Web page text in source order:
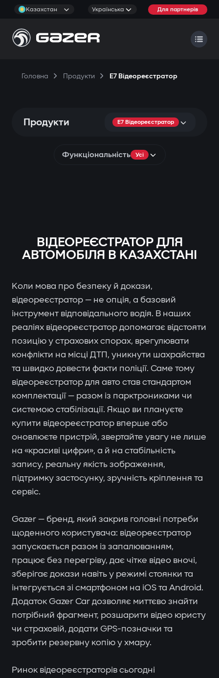
Казахстан Українська Для партнерів
Головна Продукти E7 Відеореєстратор
Продукти E7 Відеореєстратор
Функціональність Усі
ВІДЕОРЕЄСТРАТОР ДЛЯ
АВТОМОБІЛЯ В КАЗАХСТАНІ
Коли мова про безпеку й докази,
відеореєстратор — не опція, а базовий
інструмент відповідального водія. В наших
реаліях відеореєстратор допомагає відстояти
позицію у страхових спорах, врегулювати
конфлікти на місці ДТП, уникнути шахрайства
та швидко довести факти поліції. Саме тому
відеореєстратор для авто став стандартом
комплектації — разом із парктрониками чи
системою стабілізації. Якщо ви плануєте
купити відеореєстратор вперше або
оновлюєте пристрій, звертайте увагу не лише
на «красиві цифри», а й на стабільність
запису, реальну якість зображення,
підтримку застосунку, зручність кріплення та
сервіс.
Gazer — бренд, який закрив головні потреби
щоденного користувача: відеореєстратор
запускається разом із запалюванням,
працює без перегріву, дає чітке відео вночі,
зберігає докази навіть у режимі стоянки та
інтегрується зі смартфоном на iOS та Android.
Додаток Gazer Car дозволяє миттєво знайти
потрібний фрагмент, розшарити відео юристу
чи страховій, додати GPS-позначки та
зробити резервну копію у хмару.
Ринок відеореєстраторів сьогодні